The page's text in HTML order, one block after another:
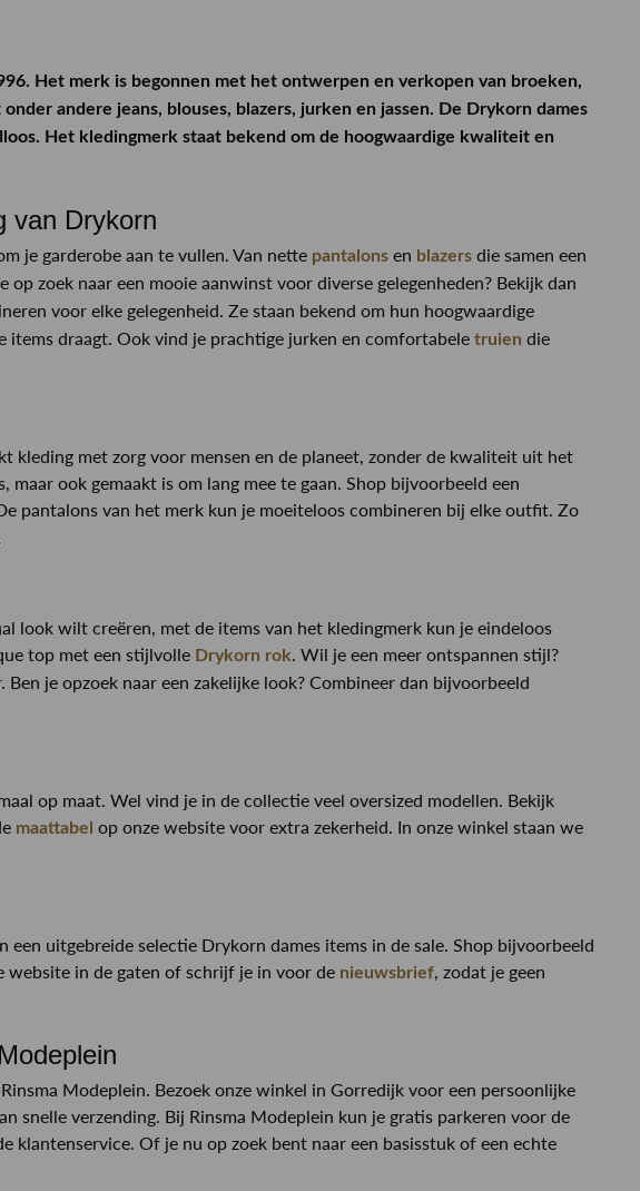
Het merk is begonnen met het ontwerpen en verkopen van broeken,
andere jeans, blouses, blazers, jurken en jassen. De Drykorn dames
Het kledingmerk staat bekend om de hoogwaardige kwaliteit en
van Drykorn
je garderobe aan te vullen. Van nette pantalons en blazers die samen een
op zoek naar een mooie aanwinst voor diverse gelegenheden? Bekijk dan
voor elke gelegenheid. Ze staan bekend om hun hoogwaardige
draagt. Ook vind je prachtige jurken en comfortabele truien die
kleding met zorg voor mensen en de planeet, zonder de kwaliteit uit het
ook gemaakt is om lang mee te gaan. Shop bijvoorbeeld een
pantalons van het merk kun je moeiteloos combineren bij elke outfit. Zo
look wilt creëren, met de items van het kledingmerk kun je eindeloos
top met een stijlvolle Drykorn rok. Wil je een meer ontspannen stijl?
je opzoek naar een zakelijke look? Combineer dan bijvoorbeeld
op maat. Wel vind je in de collectie veel oversized modellen. Bekijk
maattabel op onze website voor extra zekerheid. In onze winkel staan we
uitgebreide selectie Drykorn dames items in de sale. Shop bijvoorbeeld
in de gaten of schrijf je in voor de nieuwsbrief, zodat je geen
Modeplein. Bezoek onze winkel in Gorredijk voor een persoonlijke
snelle verzending. Bij Rinsma Modeplein kun je gratis parkeren voor de
klantenservice. Of je nu op zoek bent naar een basisstuk of een echte